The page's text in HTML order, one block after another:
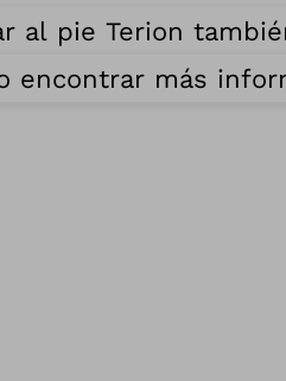
al pie Terion
encontrar más